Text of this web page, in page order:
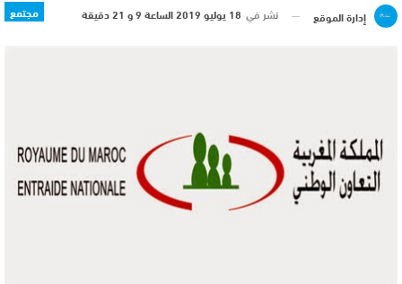
مجتمع إدارة الموقع نشر في 18 يوليو 2019 الساعة 9 و 21 دقيقة